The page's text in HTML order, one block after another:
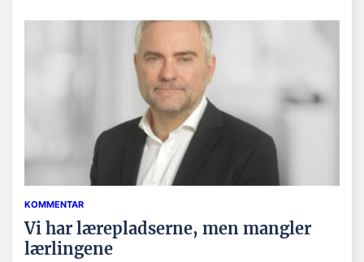
KOMMENTAR
Vi har lærepladserne, men mangler
lærlingene